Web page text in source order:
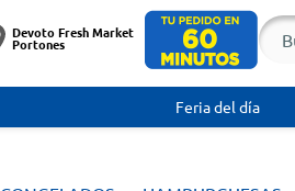
Devoto Fresh Market
Portones
Feria del día